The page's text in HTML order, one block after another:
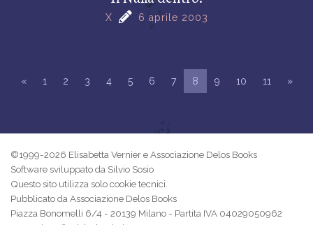
X 6 aprile 2003
« 1 2 3 4 5 6 7 8 9 10 11 »
©1999-2026 Elisabetta Vernier e Associazione Delos Books
Software sviluppato da Silvio Sosio
Questo sito utilizza solo cookie tecnici.
Pubblicato da Associazione Delos Books
Piazza Bonomelli 6/4 - 20139 Milano - Partita IVA 04029050962